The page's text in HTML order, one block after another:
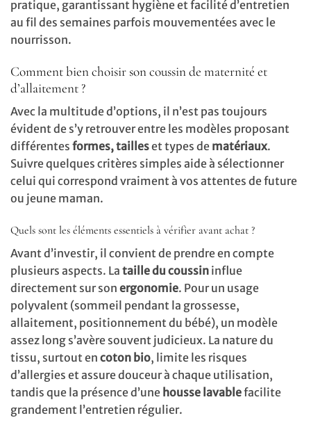
pratique, garantissant hygiène et facilité d’entretien
au fil des semaines parfois mouvementées avec le
nourrisson.
Comment bien choisir son coussin de maternité et
d’allaitement ?
Avec la multitude d’options, il n’est pas toujours
évident de s’y retrouver entre les modèles proposant
différentes formes, tailleset types de matériaux.
Suivre quelques critères simples aide à sélectionner
celui qui correspond vraiment à vos attentes de future
ou jeune maman.
Quels sont les éléments essentiels à vérifier avant achat ?
Avant d’investir, il convient de prendre en compte
plusieurs aspects. La taille du coussin influe
directement sur son ergonomie. Pour un usage
polyvalent (sommeil pendant la grossesse,
allaitement, positionnement du bébé), un modèle
assez long s’avère souvent judicieux. La nature du
tissu, surtout en coton bio, limite les risques
d’allergies et assure douceur à chaque utilisation,
tandis que la présence d’une housse lavablefacilite
grandement l’entretien régulier.